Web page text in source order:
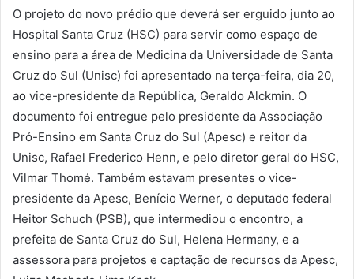
O projeto do novo prédio que deverá ser erguido junto ao
Hospital Santa Cruz (HSC) para servir como espaço de
ensino para a área de Medicina da Universidade de Santa
Cruz do Sul (Unisc) foi apresentado na terça-feira, dia 20,
ao vice-presidente da República, Geraldo Alckmin. O
documento foi entregue pelo presidente da Associação
Pró-Ensino em Santa Cruz do Sul (Apesc) e reitor da
Unisc, Rafael Frederico Henn, e pelo diretor geral do HSC,
Vilmar Thomé. Também estavam presentes o vice-
presidente da Apesc, Benício Werner, o deputado federal
Heitor Schuch (PSB), que intermediou o encontro, a
prefeita de Santa Cruz do Sul, Helena Hermany, e a
assessora para projetos e captação de recursos da Apesc,